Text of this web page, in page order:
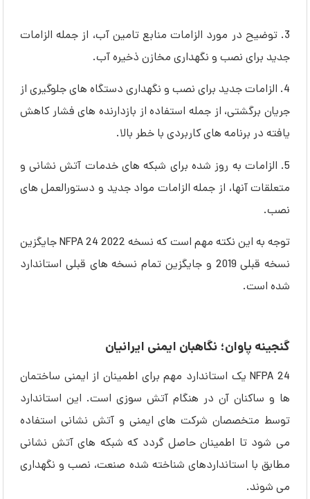
3. توضیح در مورد الزامات منابع تامین آب، از جمله الزامات
جدید برای نصب و نگهداری مخازن ذخیره آب.
4. الزامات جدید برای نصب و نگهداری دستگاه های جلوگیری از
جریان برگشتی، از جمله استفاده از بازدارنده های فشار کاهش
یافته در برنامه های کاربردی با خطر بالا.
5. الزامات به روز شده برای شبکه های خدمات آتش نشانی و
متعلقات آنها، از جمله الزامات مواد جدید و دستورالعمل های
نصب.
توجه به این نکته مهم است که نسخه 2022 NFPA 24 جایگزین
نسخه قبلی 2019 و جایگزین تمام نسخه های قبلی استاندارد
شده است.
گنجینه پاوان؛ نگاهبان ایمنی ایرانیان
NFPA 24 یک استاندارد مهم برای اطمینان از ایمنی ساختمان
ها و ساکنان آن در هنگام آتش سوزی است. این استاندارد
توسط متخصصان شرکت های ایمنی و آتش نشانی استفاده
می شود تا اطمینان حاصل گردد که شبکه های آتش نشانی
مطابق با استانداردهای شناخته شده صنعت، نصب و نگهداری
می شوند.